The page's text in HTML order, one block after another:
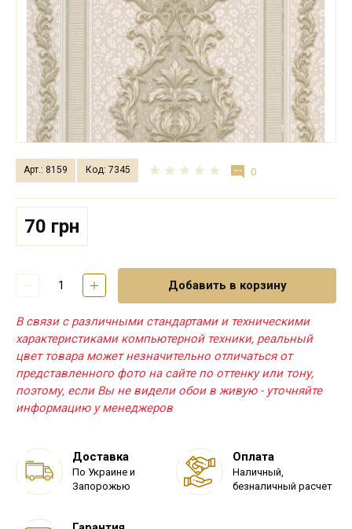
Арт.: 8159 Код: 7345 0
70 грн
Добавить в корзину
В связи с различными стандартами и техническими
характеристиками компьютерной техники, реальный
цвет товара может незначительно отличаться от
представленного фото на сайте по оттенку или тону,
поэтому, если Вы не видели обои в живую - уточняйте
информацию у менеджеров
Доставка
По Украине и
Запорожью
Оплата
Наличный,
безналичный расчет